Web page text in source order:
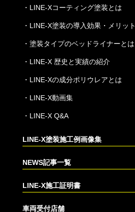
・ LINE-Xコーティング塗装とは
・ LINE-X塗装の導入効果・メリット
・ 塗装タイプのベッドライナーとは
・ LINE-X 歴史と実績の紹介
・ LINE-Xの成分ポリウレアとは
・ LINE-X動画集
・ LINE-X Q&A
LINE-X塗装施工例画像集
NEWS記事一覧
LINE-X施工証明書
車両受付店舗